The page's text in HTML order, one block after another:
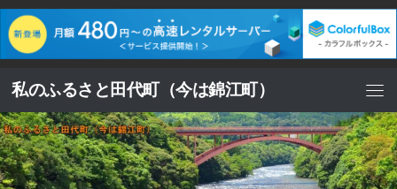
コンテンツへスキップ
私のふるさと田代町（今は錦江町）